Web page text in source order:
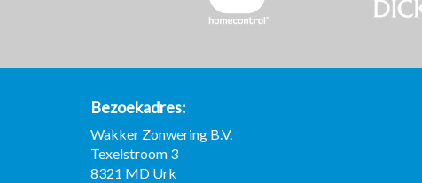
Bezoekadres
Wakker Zonwering B.V.
Texelstroom 3
8321 MD Urk